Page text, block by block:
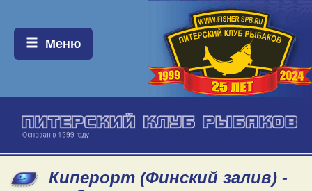
Меню:
Меню
Киперорт (Финский залив) -